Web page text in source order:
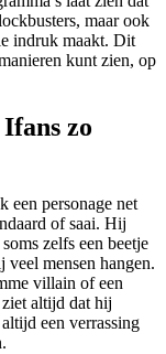
maar ook
indruk maakt. Dit
kunt zien, op
zo
een personage net
of saai. Hij
soms zelfs een beetje
mensen hangen.
villain of een
altijd dat hij
een verrassing